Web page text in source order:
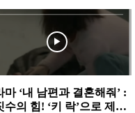
마 ‘내 남편과 결혼해줘’ :
수의 힘! ‘키 락’으로 제압